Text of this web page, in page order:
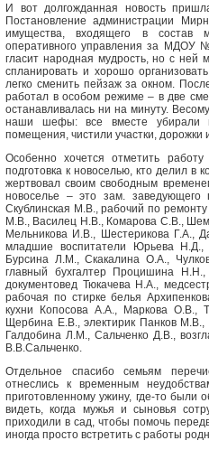
И вот долгожданная новость
Постановление администрации
имущества, входящего в состав
оперативного управления за МДОУ
гласит народная мудрость, но с ней
спланировать и хорошо
легко сменить пейзаж за окном.
работал в особом режиме – в две
останавливалась ни на минуту.
наши шефы: все вместе убирали
помещения, чистили участки, дорожки
Особенно хочется отметить
подготовка к новоселью, кто делил в
жертвовал своим свободным
новоселье – это зам.
Скублинская М.В., рабочий по
М.В., Василец Н.В., Комарова С.В.,
Мельникова И.В., Шестерикова Г.А.,
младшие воспитатели Юрьева
Бурсина Л.М., Скакалина О.А.,
главный бухгалтер Процишина
документовед Тюкачева Н.А.,
рабочая по стирке белья
кухни Копосова А.А., Маркова О.В.,
Щербина Е.В., электирик Панков
Галдобина Л.М., Сальченко Д.В.,
В.В.Сальченко.
Отдельное спасибо семьям
отнеслись к временным
приготовленному ужину, где-то
видеть, когда мужья и сыновья
приходили в сад, чтобы помочь
иногда просто встретить с работы